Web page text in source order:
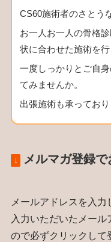
CS60施術者のさとう
お一人お一人の骨格
状に合わせた施術を行
一度しっかりとご自
てみませんか。
出張施術も承っており
↓ メルマガ登録
メールアドレスを入力
入力いただいたメー
ので必ずクリックして